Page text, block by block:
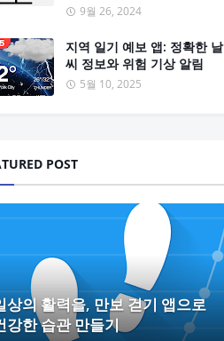
9월 26, 2024
지역 일기 예보 앱: 정확한 날
씨 정보와 위험 기상 알림
5월 10, 2025
POST
상의 활력을, 만보 걷기 앱으로
강한 습관 만들기